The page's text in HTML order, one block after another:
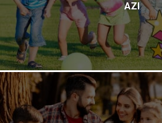
AZI